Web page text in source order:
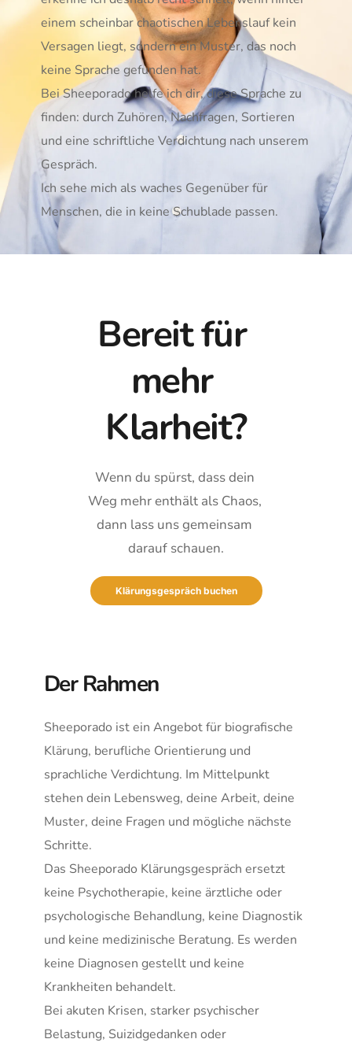
einem scheinbar chaotischen Lebenslauf kein
Versagen liegt, sondern ein Muster, das noch
keine Sprache gefunden hat.
Bei Sheeporado helfe ich dir, diese Sprache zu
finden: durch Zuhören, Nachfragen, Sortieren
und eine schriftliche Verdichtung nach unserem
Gespräch.
Ich sehe mich als waches Gegenüber für
Menschen, die in keine Schublade passen.
Bereit für
mehr
Klarheit?
Wenn du spürst, dass dein
Weg mehr enthält als Chaos,
dann lass uns gemeinsam
darauf schauen.
Klärungsgespräch buchen
Der Rahmen
Sheeporado ist ein Angebot für biografische
Klärung, berufliche Orientierung und
sprachliche Verdichtung. Im Mittelpunkt
stehen dein Lebensweg, deine Arbeit, deine
Muster, deine Fragen und mögliche nächste
Schritte.
Das Sheeporado Klärungsgespräch ersetzt
keine Psychotherapie, keine ärztliche oder
psychologische Behandlung, keine Diagnostik
und keine medizinische Beratung. Es werden
keine Diagnosen gestellt und keine
Krankheiten behandelt.
Bei akuten Krisen, starker psychischer
Belastung, Suizidgedanken oder